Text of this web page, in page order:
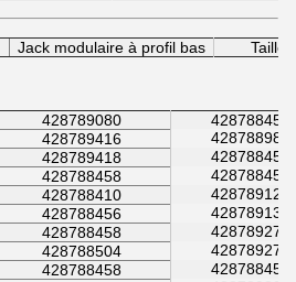
Jack modulaire à profil bas Taille
428789080
428788458
428789416
428788986
428789418
428788458
428788458
428788458
428788410
428789128
428788456
428789130
428788458
428789272
428788504
428789274
428788458
428788458